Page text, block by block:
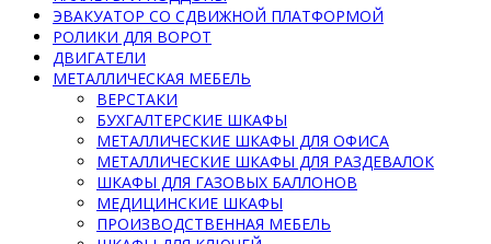
ЭВАКУАТОР СО СДВИЖНОЙ ПЛАТФОРМОЙ
РОЛИКИ ДЛЯ ВОРОТ
ДВИГАТЕЛИ
МЕТАЛЛИЧЕСКАЯ МЕБЕЛЬ
ВЕРСТАКИ
БУХГАЛТЕРСКИЕ ШКАФЫ
МЕТАЛЛИЧЕСКИЕ ШКАФЫ ДЛЯ ОФИСА
МЕТАЛЛИЧЕСКИЕ ШКАФЫ ДЛЯ РАЗДЕВАЛОК
ШКАФЫ ДЛЯ ГАЗОВЫХ БАЛЛОНОВ
МЕДИЦИНСКИЕ ШКАФЫ
ПРОИЗВОДСТВЕННАЯ МЕБЕЛЬ